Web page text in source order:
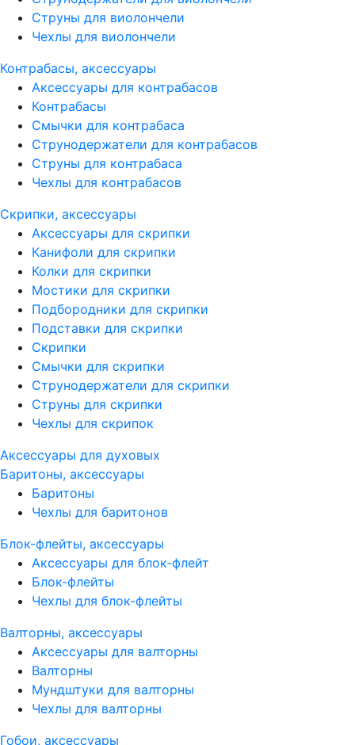
Струны для виолончели
Чехлы для виолончели
Контрабасы, аксессуары
Аксессуары для контрабасов
Контрабасы
Смычки для контрабаса
Струнодержатели для контрабасов
Струны для контрабаса
Чехлы для контрабасов
Скрипки, аксессуары
Аксессуары для скрипки
Канифоли для скрипки
Колки для скрипки
Мостики для скрипки
Подбородники для скрипки
Подставки для скрипки
Скрипки
Смычки для скрипки
Струнодержатели для скрипки
Струны для скрипки
Чехлы для скрипок
Аксессуары для духовых
Баритоны, аксессуары
Баритоны
Чехлы для баритонов
Блок-флейты, аксессуары
Аксессуары для блок-флейт
Блок-флейты
Чехлы для блок-флейты
Валторны, аксессуары
Аксессуары для валторны
Валторны
Мундштуки для валторны
Чехлы для валторны
Гобои, аксессуары